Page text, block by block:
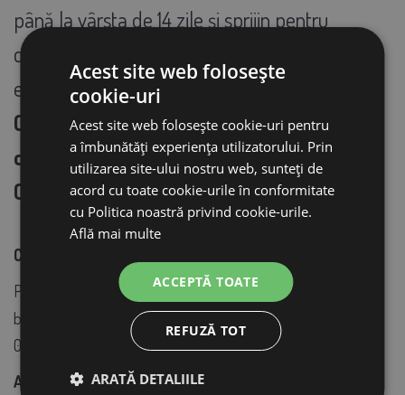
până la vârsta de 14 zile și sprijin pentru
creșterea rapidă și starea de sănătate
excelentă a puilor tăi.
Creștere rapidă și conformație înaltă de
carne
- Raport echilibrat de nutrienți -
Conținut de cereale
Componente analitice:
Proteine brute 19,60%, uleiuri și grăsimi brute 3,70%, fibre
brute 3,50%, cenușă brută 5,30%, lizină 1,16%, metionină
0,49%, calciu 0,90%, fosfor 0,55%, sodiu 0,14%
Aditivi (per kg):
Acest site web folosește
cookie-uri
Acest site web folosește cookie-uri pentru
a îmbunătăți experiența utilizatorului. Prin
utilizarea site-ului nostru web, sunteți de
acord cu toate cookie-urile în conformitate
cu Politica noastră privind cookie-urile.
Află mai multe
ACCEPTĂ TOATE
REFUZĂ TOT
ARATĂ DETALIILE